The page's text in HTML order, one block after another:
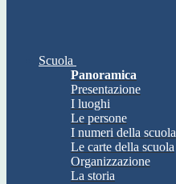
Scuola
Panoramica
Presentazione
I luoghi
Le persone
I numeri della scuola
Le carte della scuola
Organizzazione
La storia